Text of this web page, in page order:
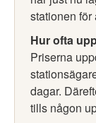
stationen för
Hur ofta
Priserna
dagar.
tills någon